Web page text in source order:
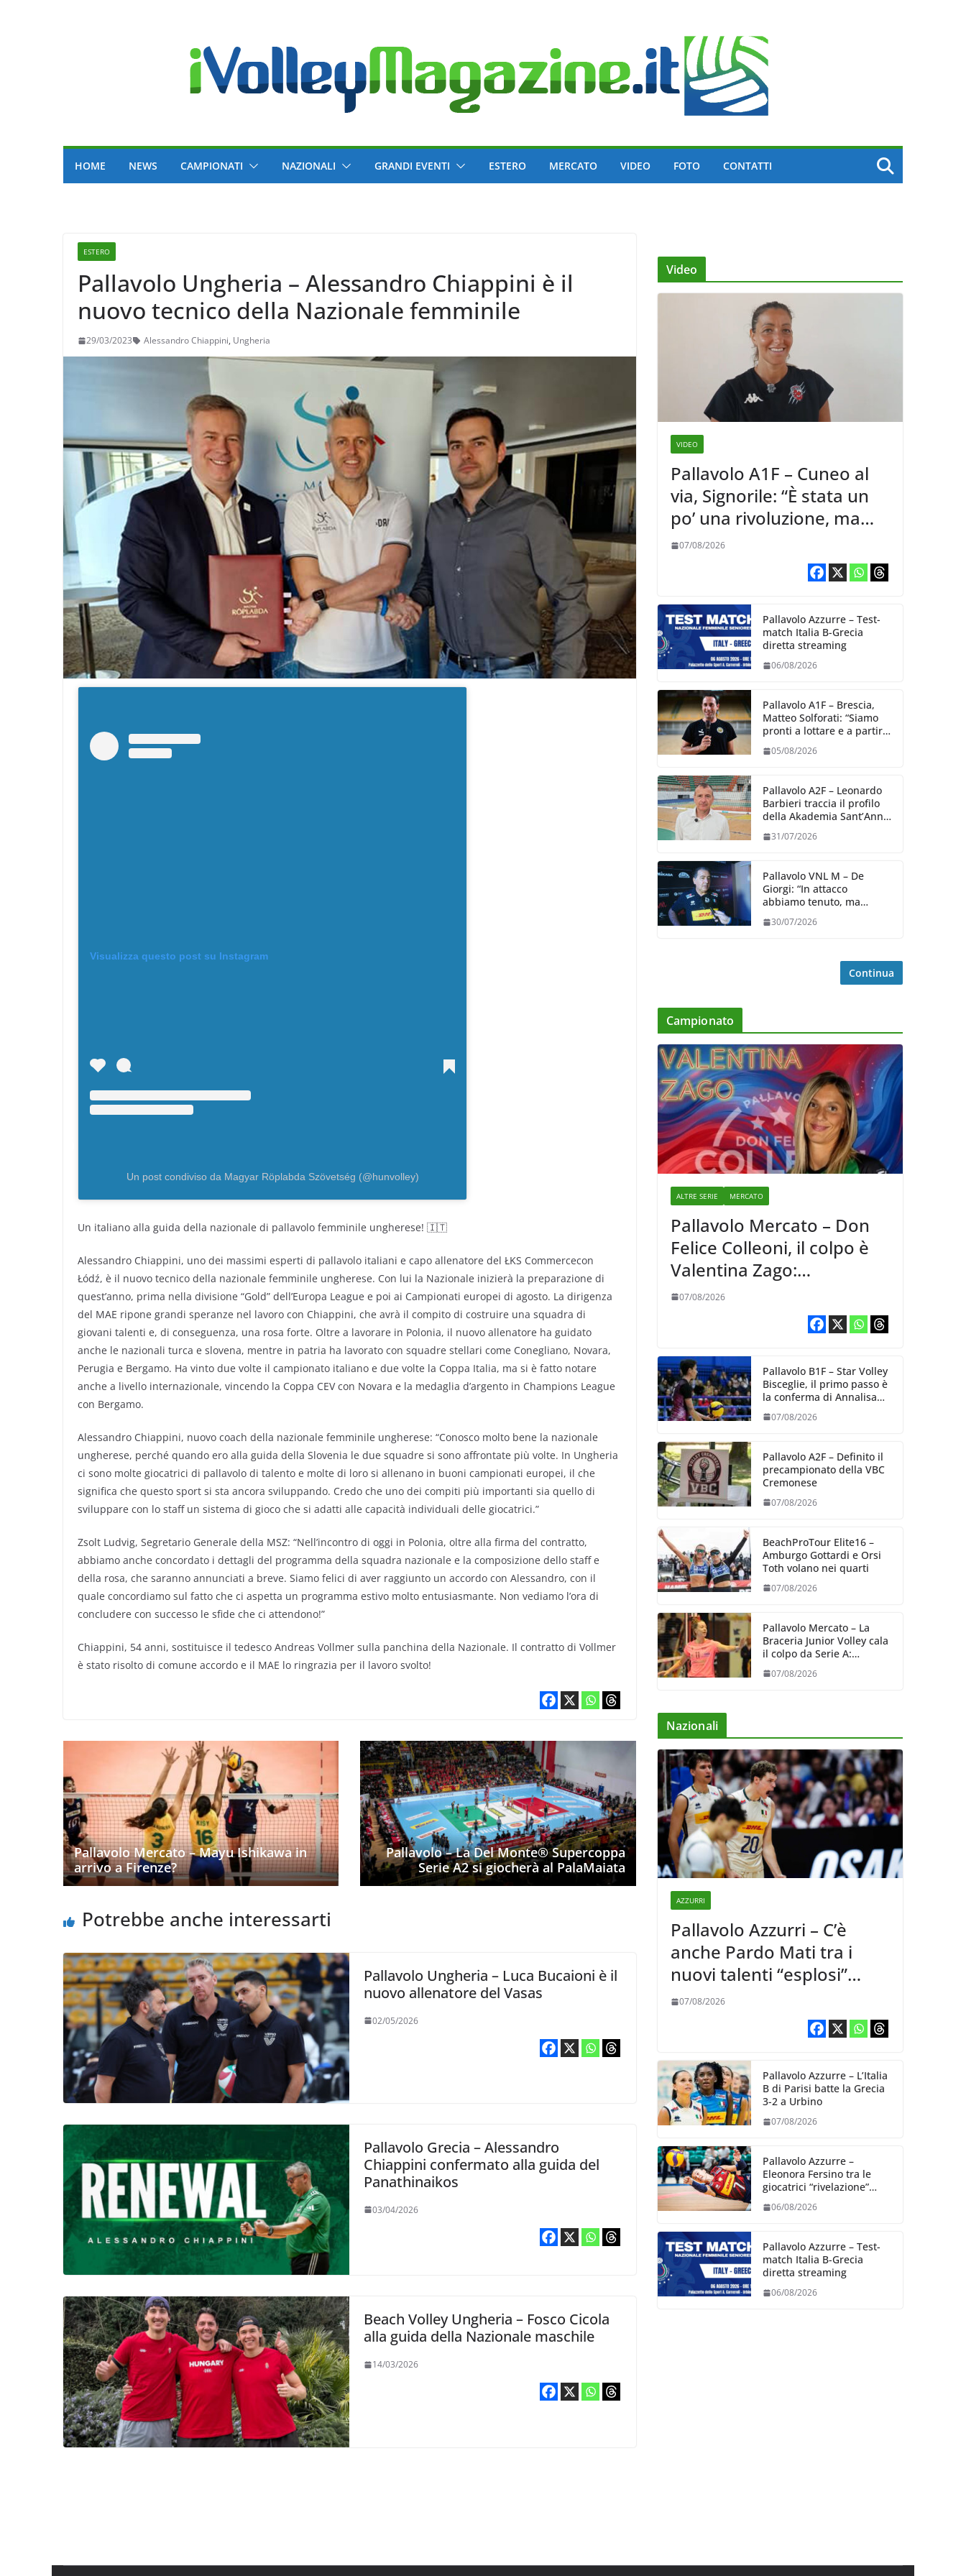
HOME NEWS CAMPIONATI NAZIONALI GRANDI EVENTI ESTERO MERCATO VIDEO FOTO CONTATTI
ESTERO
Pallavolo Ungheria – Alessandro Chiappini è il
nuovo tecnico della Nazionale femminile
29/03/2023 Alessandro Chiappini, Ungheria
Visualizza questo post su Instagram
Un post condiviso da Magyar Röplabda Szövetség (@hunvolley)
Un italiano alla guida della nazionale di pallavolo femminile ungherese! 🇮🇹
Alessandro Chiappini, uno dei massimi esperti di pallavolo italiani e capo allenatore del ŁKS Commercecon
Łódź, è il nuovo tecnico della nazionale femminile ungherese. Con lui la Nazionale inizierà la preparazione di
quest’anno, prima nella divisione “Gold” dell’Europa League e poi ai Campionati europei di agosto. La dirigenza
del MAE ripone grandi speranze nel lavoro con Chiappini, che avrà il compito di costruire una squadra di
giovani talenti e, di conseguenza, una rosa forte. Oltre a lavorare in Polonia, il nuovo allenatore ha guidato
anche le nazionali turca e slovena, mentre in patria ha lavorato con squadre stellari come Conegliano, Novara,
Perugia e Bergamo. Ha vinto due volte il campionato italiano e due volte la Coppa Italia, ma si è fatto notare
anche a livello internazionale, vincendo la Coppa CEV con Novara e la medaglia d’argento in Champions League
con Bergamo.
Alessandro Chiappini, nuovo coach della nazionale femminile ungherese: “Conosco molto bene la nazionale
ungherese, perché quando ero alla guida della Slovenia le due squadre si sono affrontate più volte. In Ungheria
ci sono molte giocatrici di pallavolo di talento e molte di loro si allenano in buoni campionati europei, il che
significa che questo sport si sta ancora sviluppando. Credo che uno dei compiti più importanti sia quello di
sviluppare con lo staff un sistema di gioco che si adatti alle capacità individuali delle giocatrici.”
Zsolt Ludvig, Segretario Generale della MSZ: “Nell’incontro di oggi in Polonia, oltre alla firma del contratto,
abbiamo anche concordato i dettagli del programma della squadra nazionale e la composizione dello staff e
della rosa, che saranno annunciati a breve. Siamo felici di aver raggiunto un accordo con Alessandro, con il
quale concordiamo sul fatto che ci aspetta un programma estivo molto entusiasmante. Non vediamo l’ora di
concludere con successo le sfide che ci attendono!”
Chiappini, 54 anni, sostituisce il tedesco Andreas Vollmer sulla panchina della Nazionale. Il contratto di Vollmer
è stato risolto di comune accordo e il MAE lo ringrazia per il lavoro svolto!
Pallavolo Mercato – Mayu Ishikawa in
arrivo a Firenze?
Pallavolo – La Del Monte® Supercoppa
Serie A2 si giocherà al PalaMaiata
Potrebbe anche interessarti
Pallavolo Ungheria – Luca Bucaioni è il
nuovo allenatore del Vasas
02/05/2026
Pallavolo Grecia – Alessandro
Chiappini confermato alla guida del
Panathinaikos
03/04/2026
Beach Volley Ungheria – Fosco Cicola
alla guida della Nazionale maschile
14/03/2026
Video
VIDEO
Pallavolo A1F – Cuneo al
via, Signorile: “È stata un
po’ una rivoluzione, ma
abbiamo le idee chiare siu
cosa vogliamo fare”
07/08/2026
Pallavolo Azzurre – Test-
match Italia B-Grecia
diretta streaming
06/08/2026
Pallavolo A1F – Brescia,
Matteo Solforati: “Siamo
pronti a lottare e a partire
giorno”
05/08/2026
Pallavolo A2F – Leonardo
Barbieri traccia il profilo
della Akademia Sant’Anna
31/07/2026
Pallavolo VNL M – De
Giorgi: “In attacco
abbiamo tenuto, ma
dalla prestazione in
30/07/2026
Continua
Campionato
ALTRE SERIE MERCATO
Pallavolo Mercato – Don
Felice Colleoni, il colpo è
Valentina Zago:
esperienza e oltre 5.000
punti al servizio di
07/08/2026
Pallavolo B1F – Star Volley
Bisceglie, il primo passo è
la conferma di Annalisa
Mileno
07/08/2026
Pallavolo A2F – Definito il
precampionato della VBC
Cremonese
07/08/2026
BeachProTour Elite16 –
Amburgo Gottardi e Orsi
Toth volano nei quarti
07/08/2026
Pallavolo Mercato – La
Braceria Junior Volley cala
il colpo da Serie A:
Barbara Varaldo è il nuovo
riferimento dell’attacco
07/08/2026
Nazionali
AZZURRI
Pallavolo Azzurri – C’è
anche Pardo Mati tra i
nuovi talenti “esplosi”
nella VNL 2026 per
07/08/2026
Pallavolo Azzurre – L’Italia
B di Parisi batte la Grecia
3-2 a Urbino
07/08/2026
Pallavolo Azzurre –
Eleonora Fersino tra le
giocatrici “rivelazione”
Volleyball World
06/08/2026
Pallavolo Azzurre – Test-
match Italia B-Grecia
diretta streaming
06/08/2026